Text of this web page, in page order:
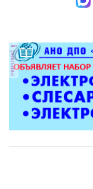
реклама